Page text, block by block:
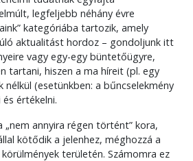
legfeljebb néhány évre
kategóriába tartozik, amely
aktualitást hordoz – gondoljunk itt
vagy egy-egy büntetőügyre,
tartani, hiszen a ma híreit (pl. egy
nélkül (esetünkben: a bűncselekmény
értékelni.
„nem annyira régen történt” kora,
kötődik a jelenhez, méghozzá a
területén. Számomra ez